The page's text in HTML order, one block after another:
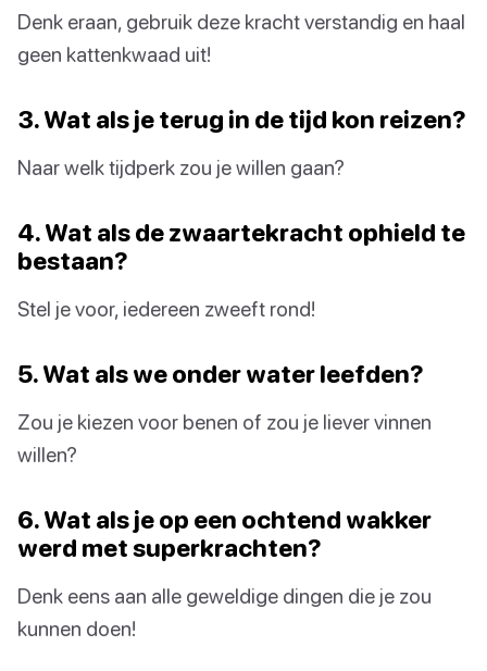
Denk eraan, gebruik deze kracht verstandig en haal
geen kattenkwaad uit!
3. Wat als je terug in de tijd kon reizen?
Naar welk tijdperk zou je willen gaan?
4. Wat als de zwaartekracht ophield te
bestaan?
Stel je voor, iedereen zweeft rond!
5. Wat als we onder water leefden?
Zou je kiezen voor benen of zou je liever vinnen
willen?
6. Wat als je op een ochtend wakker
werd met superkrachten?
Denk eens aan alle geweldige dingen die je zou
kunnen doen!